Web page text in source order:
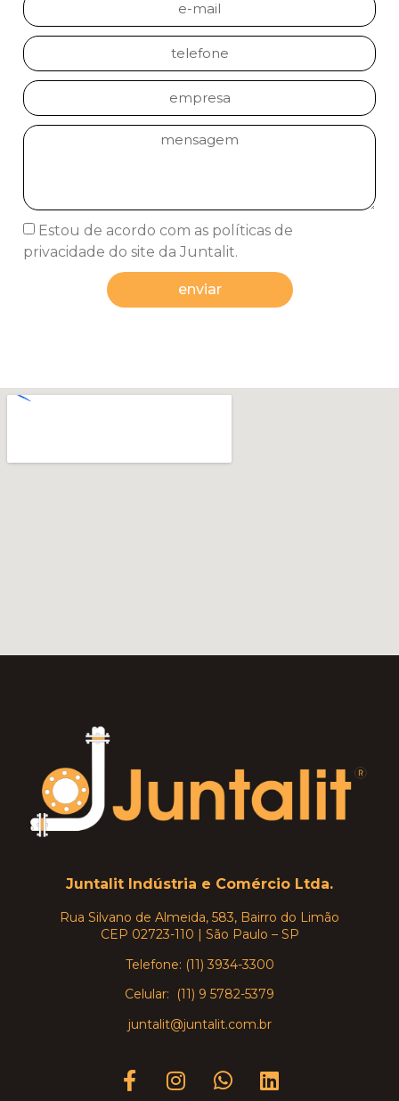
Estou de acordo com as políticas de
privacidade do site da Juntalit.
enviar
Juntalit Indústria e Comércio Ltda.
Rua Silvano de Almeida, 583, Bairro do Limão
CEP 02723-110 | São Paulo – SP
Telefone: (11) 3934-3300
Celular: (11) 9 5782-5379
juntalit@juntalit.com.br